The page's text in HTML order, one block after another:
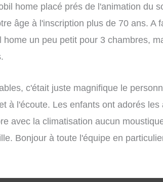
home placé prés de l'animation du
âge à l'inscription plus de 70 ans. A
home un peu petit pour 3 chambres,
c'était juste magnifique le
à l'écoute. Les enfants ont adorés les
avec la climatisation aucun
Bonjour à toute l'équipe en